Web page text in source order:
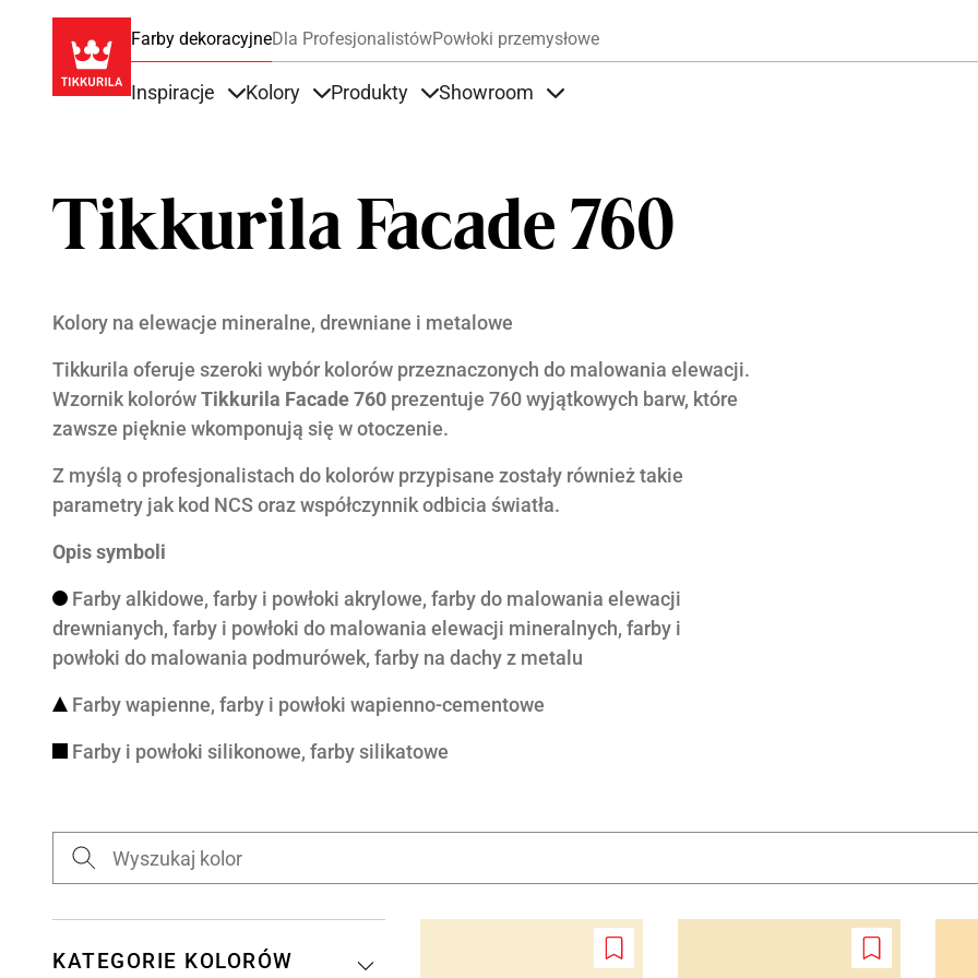
Farby dekoracyjneDla ProfesjonalistówPowłoki przemysłowe
Inspiracje Kolory Produkty Showroom
Tikkurila Facade 760
Kolory na elewacje mineralne, drewniane i metalowe
Tikkurila oferuje szeroki wybór kolorów przeznaczonych do malowania elewacji.
Wzornik kolorówTikkurila Facade 760 prezentuje 760 wyjątkowych barw, które
zawsze pięknie wkomponują się w otoczenie.
Z myślą o profesjonalistach do kolorów przypisane zostały również takie
parametry jak kod NCS oraz współczynnik odbicia światła.
Opis symboli
Farby alkidowe, farby i powłoki akrylowe, farby do malowania elewacji
drewnianych, farby i powłoki do malowania elewacji mineralnych, farby i
powłoki do malowania podmurówek, farby na dachy z metalu
Farby wapienne, farby i powłoki wapienno-cementowe
Farby i powłoki silikonowe, farby silikatowe
KATEGORIE KOLORÓW
Add
Add